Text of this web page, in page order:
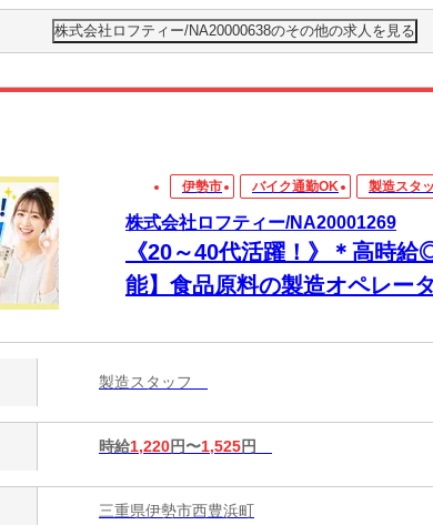
株式会社ロフティー/NA20000638のその他の求人を見る
伊勢市 バイク通勤OK 製造スタ
株式会社ロフティー/NA20001269
《20～40代活躍！》＊高時
能】食品原料の製造オペレー
製造スタッフ
時給1,220円〜1,525円
三重県伊勢市西豊浜町